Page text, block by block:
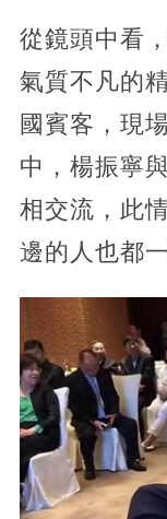
從鏡頭中看
氣質不凡的
國賓客，現
中，楊振寧
相交流，此
邊的人也都